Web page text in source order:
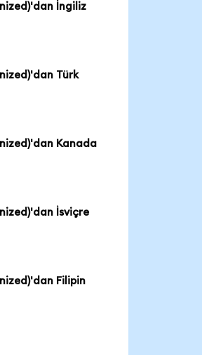
İngiliz
Türk
Kanada
İsviçre
Filipin